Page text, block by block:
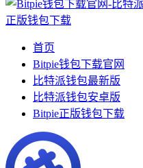
首页
Bitpie钱包下载官网
比特派钱包最新版
比特派钱包安卓版
Bitpie正版钱包下载